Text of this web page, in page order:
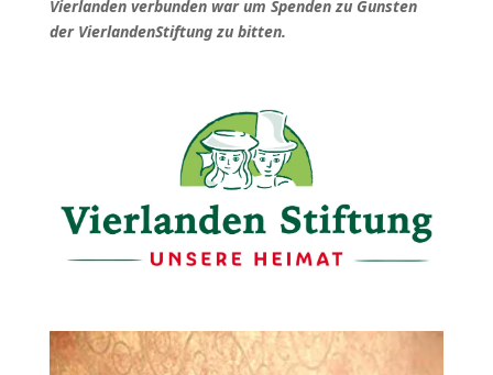
Vierlanden verbunden war um Spenden zu Gunsten
der VierlandenStiftung zu bitten.